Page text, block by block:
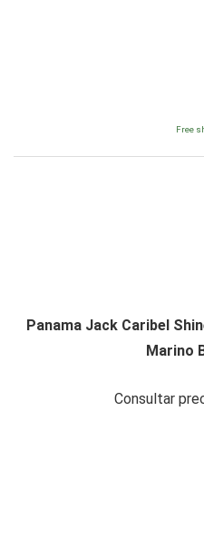
Free
Panama Jack Caribel
Marino
Consultar